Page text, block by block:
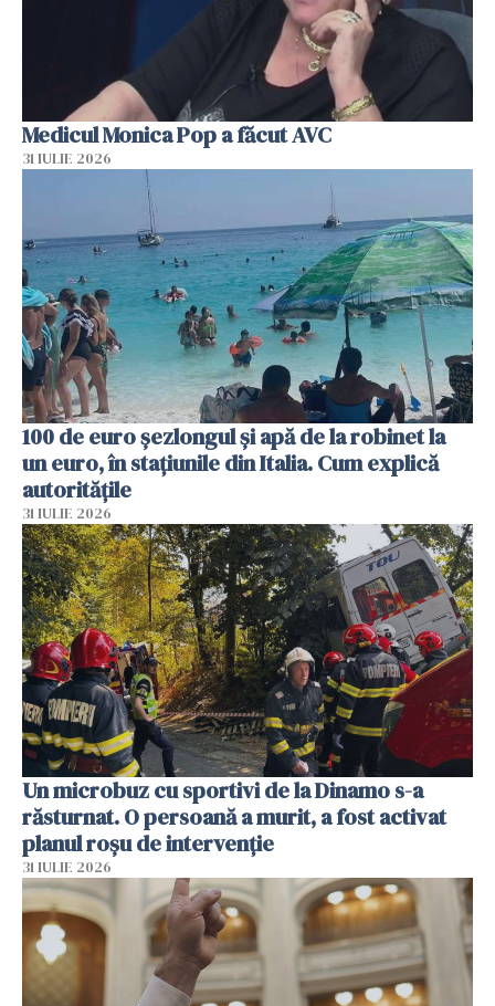
Medicul Monica Pop a făcut AVC
31 IULIE 2026
100 de euro șezlongul și apă de la robinet la
un euro, în stațiunile din Italia. Cum explică
autoritățile
31 IULIE 2026
Un microbuz cu sportivi de la Dinamo s-a
răsturnat. O persoană a murit, a fost activat
planul roșu de intervenție
31 IULIE 2026